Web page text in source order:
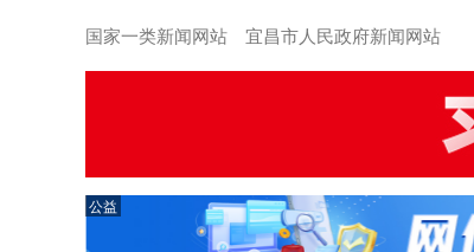
国家一类新闻网站 宜昌市人民政府新闻网站
公益